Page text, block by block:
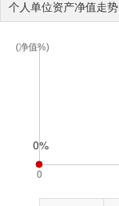
个人单位资产净值走势
(净值%)